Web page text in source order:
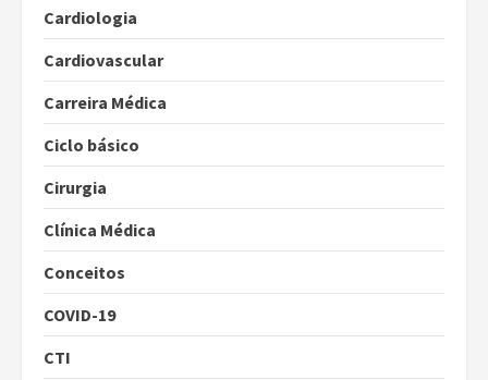
Cardiologia
Cardiovascular
Carreira Médica
Ciclo básico
Cirurgia
Clínica Médica
Conceitos
COVID-19
CTI